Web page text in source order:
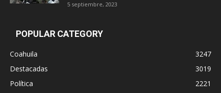
5 septiembre, 2023
POPULAR CATEGORY
Coahuila
3247
Destacadas
3019
Política
2221